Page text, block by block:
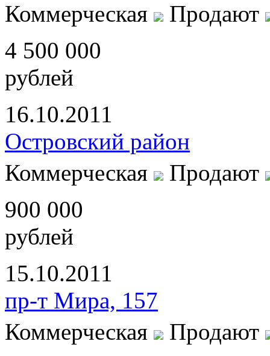
Коммерческая
Продают
4 500 000
рублей
16.10.2011
Островский район
Коммерческая
Продают
900 000
рублей
15.10.2011
пр-т Мира, 157
Коммерческая
Продают